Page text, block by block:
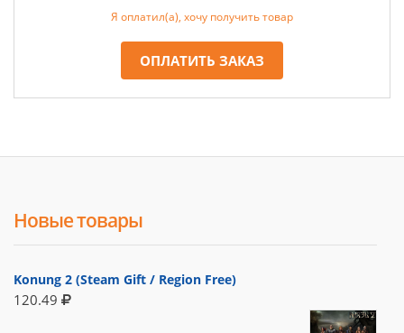
Я оплатил(а), хочу получить товар
ОПЛАТИТЬ ЗАКАЗ
Новые товары
Konung 2 (Steam Gift / Region Free)
120.49